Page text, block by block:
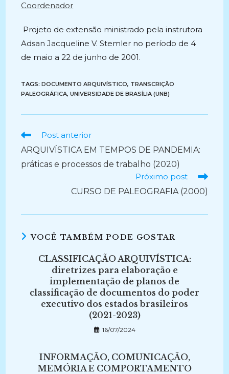
Coordenador
Projeto de extensão ministrado pela instrutora
Adsan Jacqueline V. Stemler no período de 4
de maio a 22 de junho de 2001.
TAGS:DOCUMENTO ARQUIVÍSTICO, TRANSCRIÇÃO
PALEOGRÁFICA, UNIVERSIDADE DE BRASÍLIA (UNB)
Ler
artigos
Post anterior
ARQUIVÍSTICA EM TEMPOS DE PANDEMIA:
práticas e processos de trabalho (2020)
Próximo post
CURSO DE PALEOGRAFIA (2000)
VOCÊ TAMBÉM PODE GOSTAR
CLASSIFICAÇÃO ARQUIVÍSTICA:
diretrizes para elaboração e
implementação de planos de
classificação de documentos do poder
executivo dos estados brasileiros
(2021-2023)
16/07/2024
INFORMAÇÃO, COMUNICAÇÃO,
MEMÓRIA E COMPORTAMENTO